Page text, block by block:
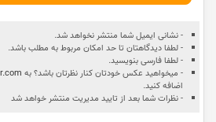
- نشانی ایمیل شما منتشر نخواهد شد.
- لطفا دیدگاهتان تا حد امکان مربوط به مطلب باشد.
- لطفا فارسی بنویسید.
- میخواهید عکس خودتان کنار نظرتان باشد؟ به
اضافه کنید.
- نظرات شما بعد از تایید مدیریت منتشر خواهد شد